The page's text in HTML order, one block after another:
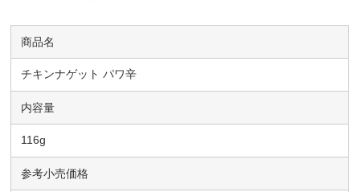
商品名
チキンナゲット パワ辛
内容量
116g
参考小売価格